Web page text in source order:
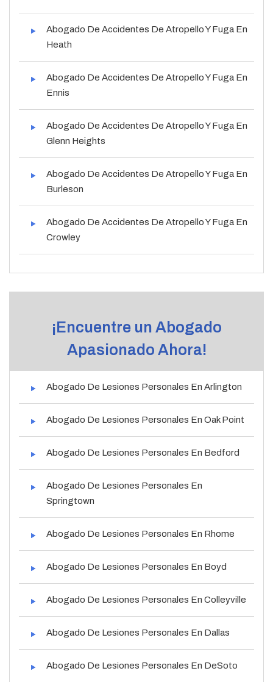
Abogado De Accidentes De Atropello Y Fuga En
Heath
Abogado De Accidentes De Atropello Y Fuga En
Ennis
Abogado De Accidentes De Atropello Y Fuga En
Glenn Heights
Abogado De Accidentes De Atropello Y Fuga En
Burleson
Abogado De Accidentes De Atropello Y Fuga En
Crowley
¡Encuentre un Abogado
Apasionado Ahora!
Abogado De Lesiones Personales En Arlington
Abogado De Lesiones Personales En Oak Point
Abogado De Lesiones Personales En Bedford
Abogado De Lesiones Personales En
Springtown
Abogado De Lesiones Personales En Rhome
Abogado De Lesiones Personales En Boyd
Abogado De Lesiones Personales En Colleyville
Abogado De Lesiones Personales En Dallas
Abogado De Lesiones Personales En DeSoto